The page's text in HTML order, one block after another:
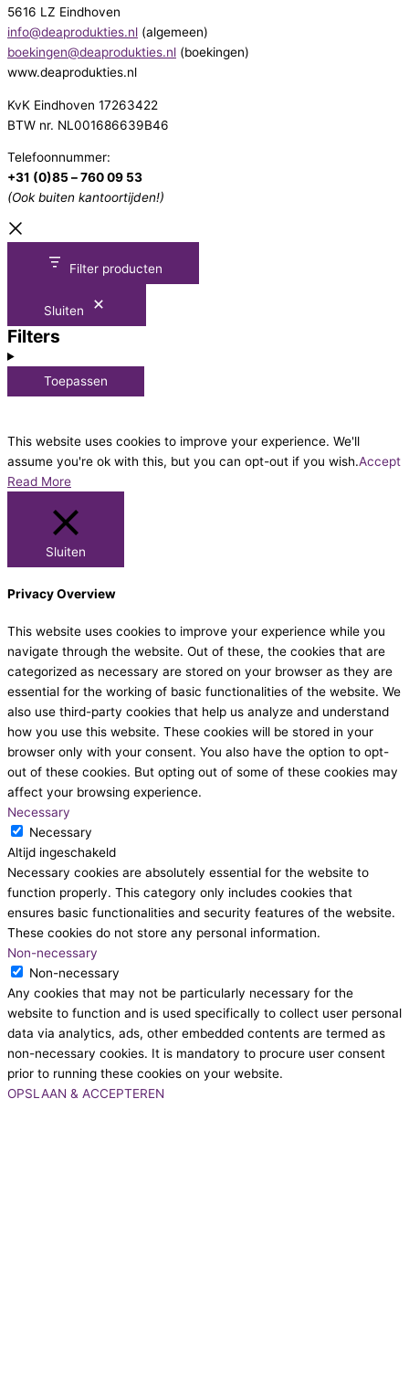
5616 LZ Eindhoven
info@deaprodukties.nl (algemeen)
boekingen@deaprodukties.nl (boekingen)
www.deaprodukties.nl
KvK Eindhoven 17263422
BTW nr. NL001686639B46
Telefoonnummer:
+31 (0)85 – 760 09 53
(Ook buiten kantoortijden!)
Filter producten
Sluiten
Filters
Toepassen
This website uses cookies to improve your experience. We'll
assume you're ok with this, but you can opt-out if you wish.Accept
Read More
Sluiten
Privacy Overview
This website uses cookies to improve your experience while you
navigate through the website. Out of these, the cookies that are
categorized as necessary are stored on your browser as they are
essential for the working of basic functionalities of the website. We
also use third-party cookies that help us analyze and understand
how you use this website. These cookies will be stored in your
browser only with your consent. You also have the option to opt-
out of these cookies. But opting out of some of these cookies may
affect your browsing experience.
Necessary
Necessary
Altijd ingeschakeld
Necessary cookies are absolutely essential for the website to
function properly. This category only includes cookies that
ensures basic functionalities and security features of the website.
These cookies do not store any personal information.
Non-necessary
Non-necessary
Any cookies that may not be particularly necessary for the
website to function and is used specifically to collect user personal
data via analytics, ads, other embedded contents are termed as
non-necessary cookies. It is mandatory to procure user consent
prior to running these cookies on your website.
OPSLAAN & ACCEPTEREN